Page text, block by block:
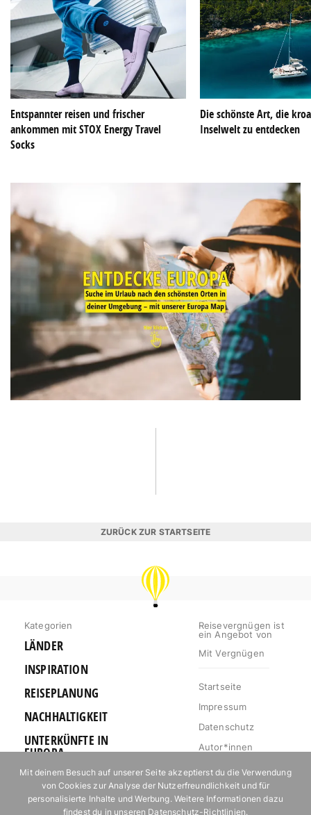
Entspannter reisen und frischer
ankommen mit STOX Energy Travel
Socks
Die schönste Art, die
Inselwelt zu entdecken
ZURÜCK ZUR STARTSEITE
REISEVERGNÜGEN
Kategorien
LÄNDER
INSPIRATION
REISEPLANUNG
NACHHALTIGKEIT
UNTERKÜNFTE IN
EUROPA
OUTDOOR
URLAUB FÜR
Reisevergnügen ist
ein Angebot von
Mit Vergnügen
Startseite
Impressum
Datenschutz
Autor*innen
Mediakit
Jobs
Kontakt
Mit deinem Besuch auf unserer Seite akzeptierst du die Verwendung
von Cookies zur Analyse der Nutzerfreundlichkeit und für
personalisierte Inhalte und Werbung. Weitere Informationen dazu
findest du in unseren Datenschutz-Richtlinien.